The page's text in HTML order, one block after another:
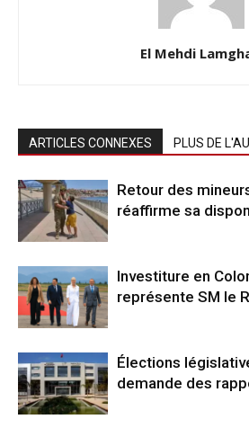
El Mehdi
ARTICLES CONNEXES PLUS DE
Retour des
réaffirme sa
Investiture en
représente SM le
Élections
demande des